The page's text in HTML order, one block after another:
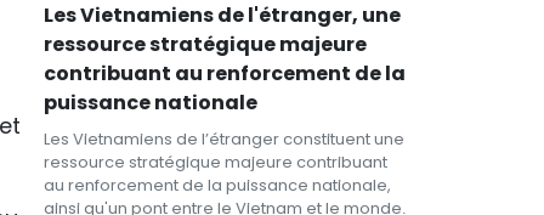
Les Vietnamiens de l'étranger, une
ressource stratégique majeure
contribuant au renforcement de la
puissance nationale
Les Vietnamiens de l’étranger constituent une
ressource stratégique majeure contribuant
au renforcement de la puissance nationale,
ainsi qu'un pont entre le Vietnam et le monde.